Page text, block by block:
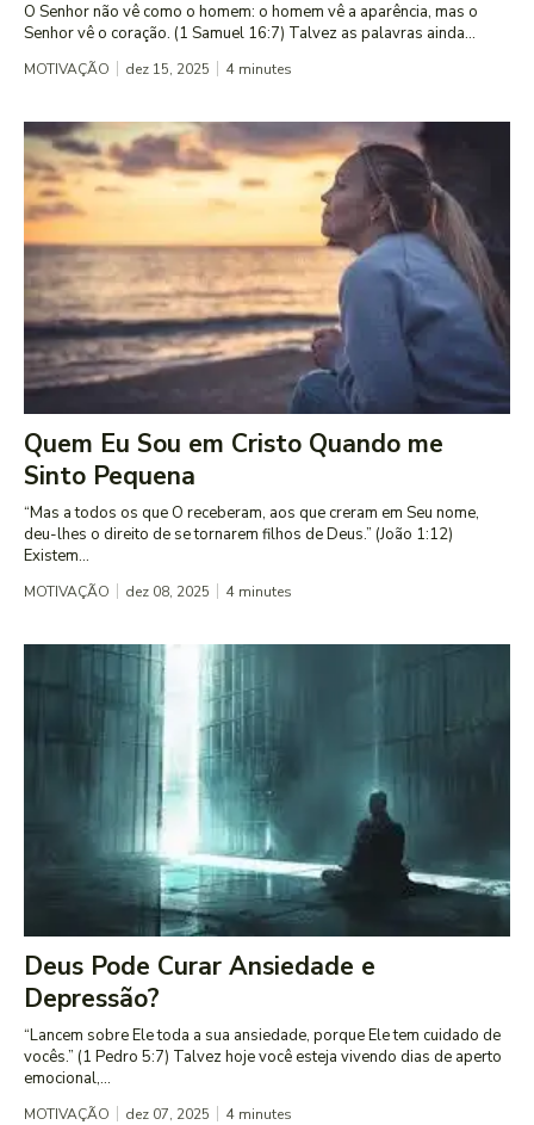
O Senhor não vê como o homem: o homem vê a aparência, mas o
Senhor vê o coração. (1 Samuel 16:7) Talvez as palavras ainda...
MOTIVAÇÃO dez 15, 2025 4 minutes
Quem Eu Sou em Cristo Quando me
Sinto Pequena
“Mas a todos os que O receberam, aos que creram em Seu nome,
deu-lhes o direito de se tornarem filhos de Deus.” (João 1:12)
Existem...
MOTIVAÇÃO dez 08, 2025 4 minutes
Deus Pode Curar Ansiedade e
Depressão?
“Lancem sobre Ele toda a sua ansiedade, porque Ele tem cuidado de
vocês.” (1 Pedro 5:7) Talvez hoje você esteja vivendo dias de aperto
emocional,...
MOTIVAÇÃO dez 07, 2025 4 minutes